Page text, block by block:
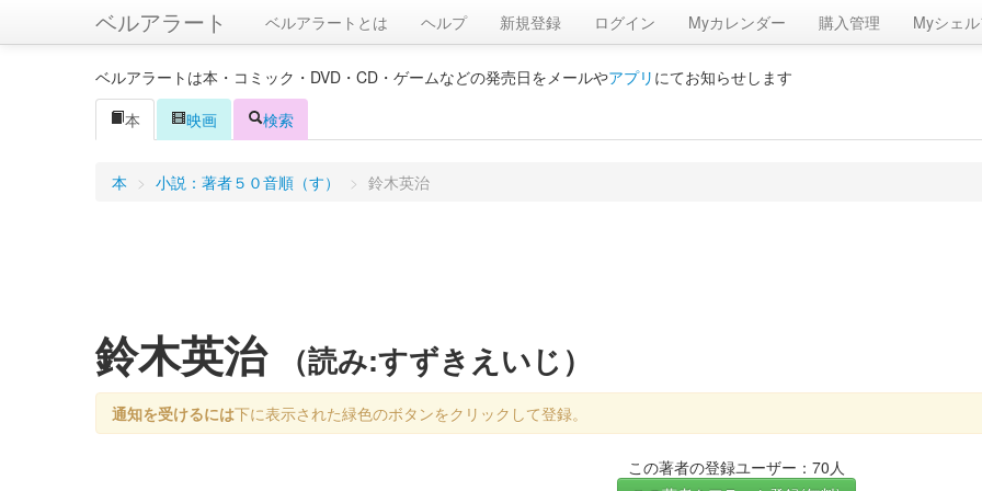
ベルアラート ベルアラートとは ヘルプ 新規登録 ログイン Myカレンダー 購入管理 Myシェル
ベルアラートは本・コミック・DVD・CD・ゲームなどの発売日をメールやアプリ にてお知らせします
本
映画 検索
本 > 小説：著者５０音順（す） > 鈴木英治
鈴木英治 （読み:すずきえいじ）
通知を受けるには下に表示された緑色のボタンをクリックして登録。
この著者の登録ユーザー：70人